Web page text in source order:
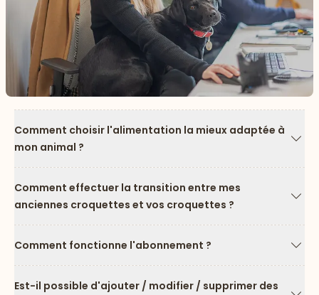
Comment choisir l'alimentation la mieux adaptée à
mon animal ?
Comment effectuer la transition entre mes
anciennes croquettes et vos croquettes ?
Comment fonctionne l'abonnement ?
Est-il possible d'ajouter / modifier / supprimer des